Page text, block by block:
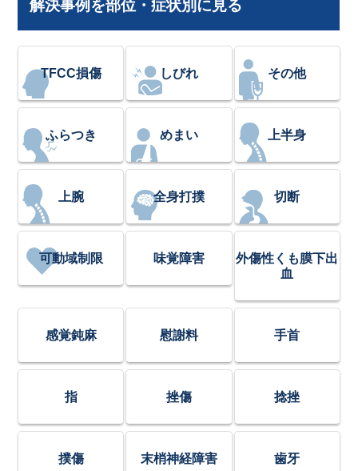
解決事例を部位・症状別に見る
TFCC損傷 しびれ その他
ふらつき めまい 上半身
上腕 全身打撲 切断
可動域制限 味覚障害
外傷性くも膜下出
血
感覚鈍麻 慰謝料 手首
指 挫傷 捻挫
撲傷 末梢神経障害 歯牙